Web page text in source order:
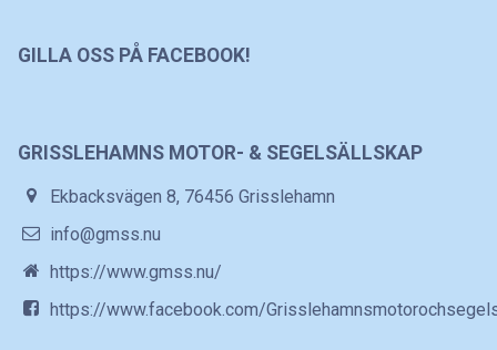
GILLA OSS PÅ FACEBOOK!
GRISSLEHAMNS MOTOR- & SEGELSÄLLSKAP
Ekbacksvägen 8, 76456 Grisslehamn
info@gmss.nu
https://www.gmss.nu/
https://www.facebook.com/